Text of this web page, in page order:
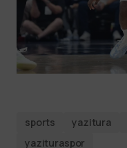
sports yazitura
yazituraspor